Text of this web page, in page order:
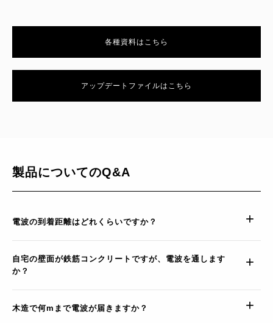
各種資料はこちら
アップデートファイルはこちら
製品についてのQ&A
電波の到着距離はどれくらいですか？
自宅の壁面が鉄筋コンクリートですが、電波を通します
か？
木造で何mまで電波が届きますか？